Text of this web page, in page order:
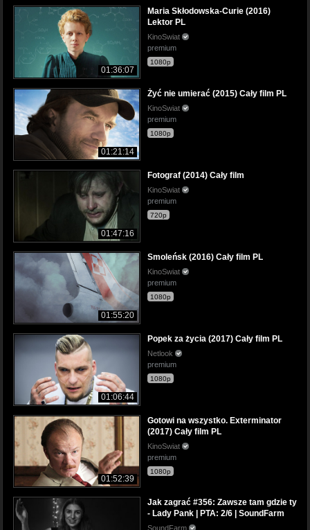
01:36:07
Maria Skłodowska-Curie (2016)
Lektor PL
KinoSwiat
premium
1080p
01:21:14
Żyć nie umierać (2015) Cały film PL
KinoSwiat
premium
1080p
01:47:16
Fotograf (2014) Cały film
KinoSwiat
premium
720p
01:55:20
Smoleńsk (2016) Cały film PL
KinoSwiat
premium
1080p
01:06:44
Popek za życia (2017) Cały film PL
Netlook
premium
1080p
01:52:39
Gotowi na wszystko. Exterminator
(2017) Cały film PL
KinoSwiat
premium
1080p
Jak zagrać #356: Zawsze tam gdzie ty
- Lady Pank | PTA: 2/6 | SoundFarm
SoundFarm